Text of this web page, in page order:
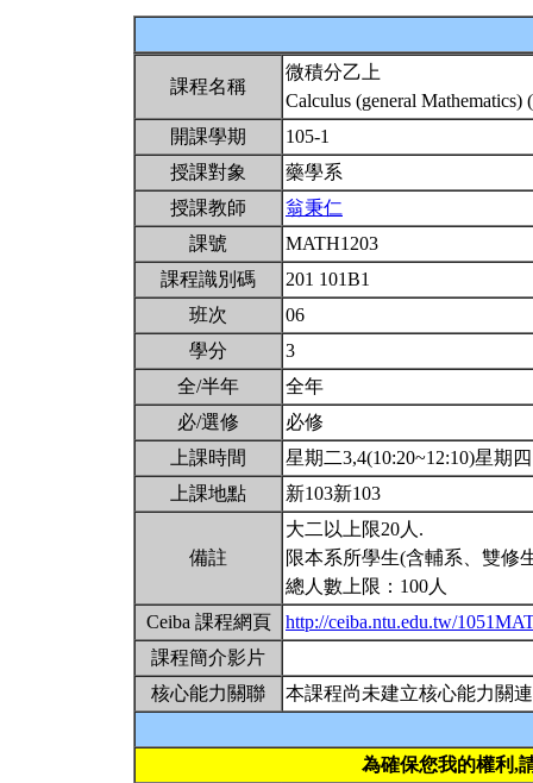
課程名稱
微積分乙上
Calculus (general Mathematics)
開課學期
105-1
授課對象
藥學系
授課教師
翁秉仁
課號
MATH1203
課程識別碼
201 101B1
班次
06
學分
3
全/半年
全年
必/選修
必修
上課時間
星期二3,4(10:20~12:10)星期
上課地點
新103新103
備註
大二以上限20人.
限本系所學生(含輔系、雙修
總人數上限：100人
Ceiba 課程網頁
http://ceiba.ntu.edu.tw/
課程簡介影片
核心能力關聯
本課程尚未建立核心能力關連
為確保您我的權利,